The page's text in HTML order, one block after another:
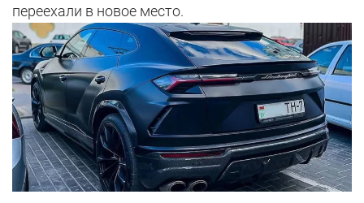
переехали в новое место.